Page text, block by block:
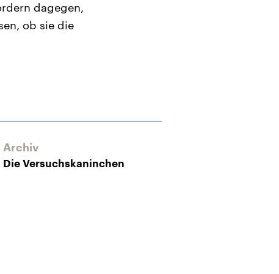
dagegen,
ob sie die
Archiv
Die Versuchskaninchen